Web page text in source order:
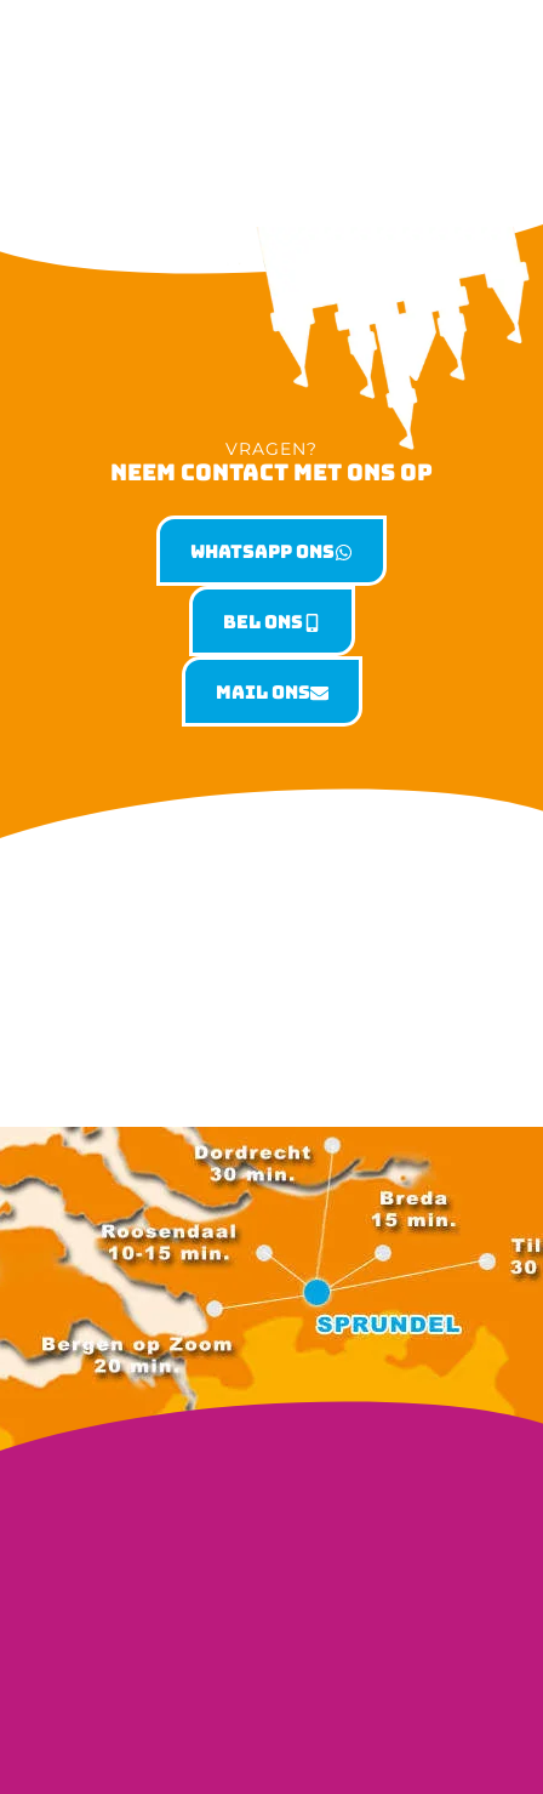
VRAGEN?
NEEM CONTACT MET ONS OP
Whatsapp ons
Bel ons
Mail ons